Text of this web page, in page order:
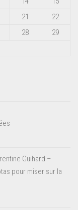
21
22
28
29
Guihard –
pour miser sur la